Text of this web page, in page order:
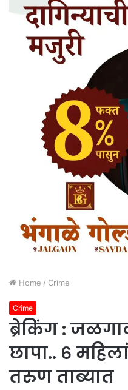
Home / Crime
Crime
ब्रेकिंग :
छापा.. ६
तरुण ताब्यात